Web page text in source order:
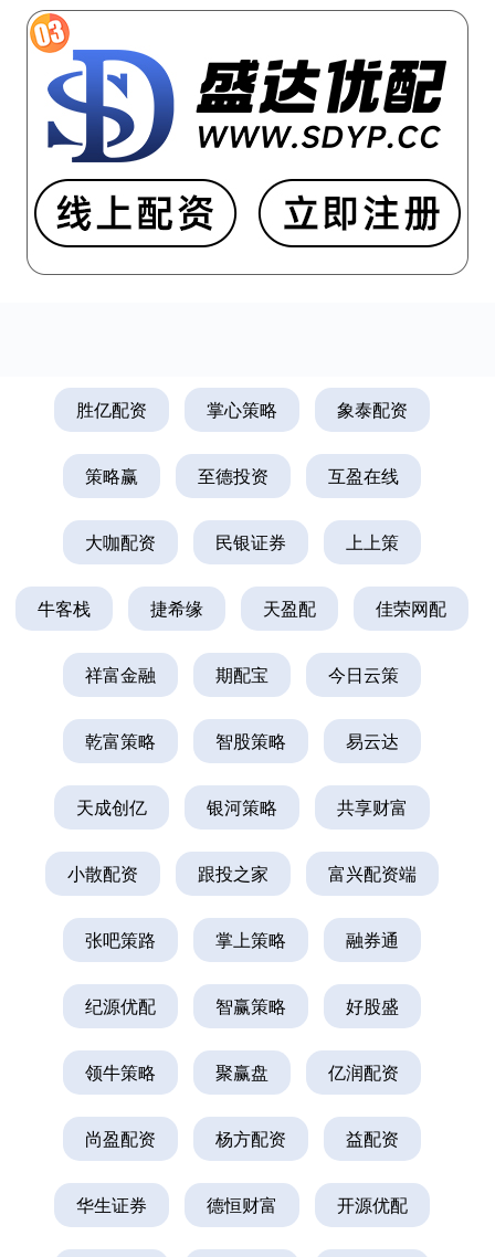
胜亿配资 掌心策略 象泰配资
策略赢 至德投资 互盈在线
大咖配资 民银证券 上上策
牛客栈 捷希缘 天盈配 佳荣网配
祥富金融 期配宝 今日云策
乾富策略 智股策略 易云达
天成创亿 银河策略 共享财富
小散配资 跟投之家 富兴配资端
张吧策路 掌上策略 融券通
纪源优配 智赢策略 好股盛
领牛策略 聚赢盘 亿润配资
尚盈配资 杨方配资 益配资
华生证券 德恒财富 开源优配